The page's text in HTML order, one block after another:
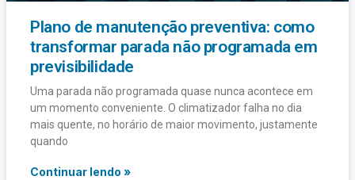
Plano de manutenção preventiva: como
transformar parada não programada em
previsibilidade
Uma parada não programada quase nunca acontece em
um momento conveniente. O climatizador falha no dia
mais quente, no horário de maior movimento, justamente
quando
Continuar lendo »